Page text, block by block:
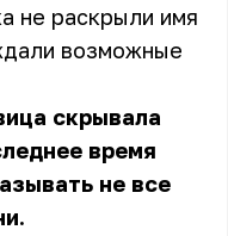
не раскрыли имя
возможные
скрывала
время
не все